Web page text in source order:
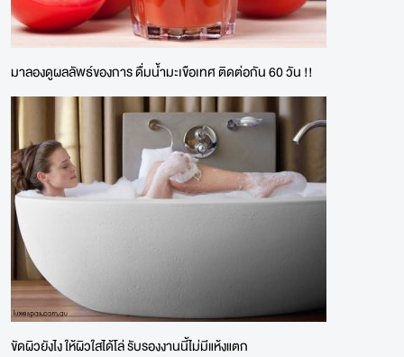
มาลองดูผลลัพธ์ของการ ดื่มน้ำมะเขือเทศ ติดต่อกัน 60 วัน !!
ขัดผิวยังไง ให้ผิวใสได้โล่ รับรองงานนี้ไม่มีแห้งแตก